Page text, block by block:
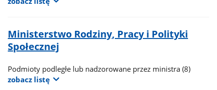
Ministerstwo Rodziny, Pracy i Polityki
Społecznej
Podmioty podległe lub nadzorowane przez ministra(8)
zobacz listę